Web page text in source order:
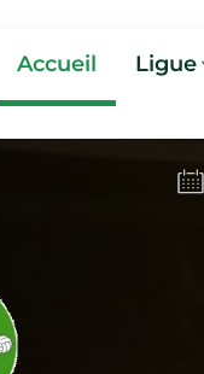
Accueil Ligue